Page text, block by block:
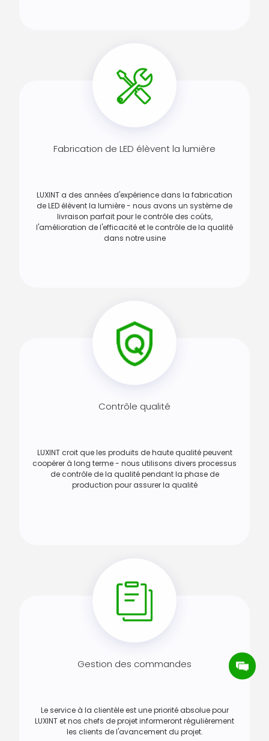
Fabrication de LED élèvent la lumière
LUXINT a des années d'expérience dans la fabrication
de LED élèvent la lumière - nous avons un système de
livraison parfait pour le contrôle des coûts,
l'amélioration de l'efficacité et le contrôle de la qualité
dans notre usine
Contrôle qualité
LUXINT croit que les produits de haute qualité peuvent
coopérer à long terme - nous utilisons divers processus
de contrôle de la qualité pendant la phase de
production pour assurer la qualité
Gestion des commandes
Le service à la clientèle est une priorité absolue pour
LUXINT et nos chefs de projet informeront régulièrement
les clients de l'avancement du projet.